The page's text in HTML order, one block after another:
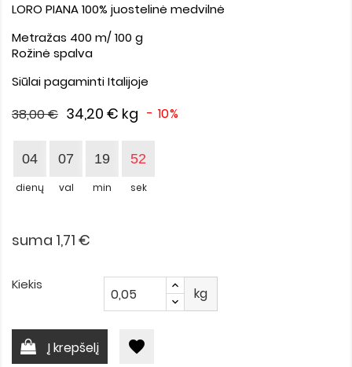
LORO PIANA 100% juostelinė medvilnė
Metražas 400 m/ 100 g
Rožinė spalva
Siūlai pagaminti Italijoje
34,20 € kg - 10%
38,00 €
04
dienų
07
val
19
min
52
sek
suma 1,71 €
Kiekis
kg
Į krepšelį favorite